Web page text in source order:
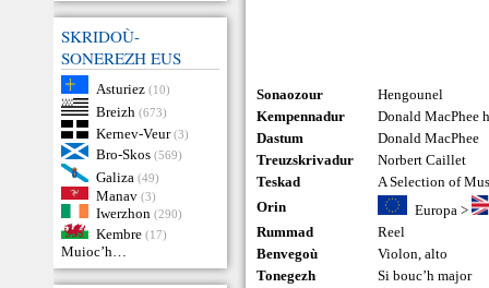
SKRIDOÙ-
SONEREZH EUS
Asturiez (10)
Breizh (673)
Kernev-Veur (3)
Bro-Skos (569)
Galiza (49)
Manav (3)
Iwerzhon (290)
Kembre (17)
Muioc’h…
Sonaozour
Hengounel
Kempennadur
Donald MacPhee
Dastum
Donald MacPhee
Treuzskrivadur
Norbert Caillet
Teskad
A Selection of
Orin
Europa>
Rummad
Reel
Benvegoù
Violon,alto
Tonegezh
Si bouc’h major